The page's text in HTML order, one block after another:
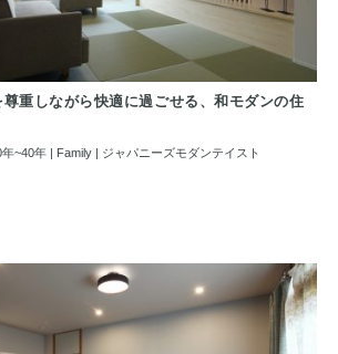
重しながら快適に過ごせる、和モダンの住
~40年 | Family | ジャパニーズモダンテイスト